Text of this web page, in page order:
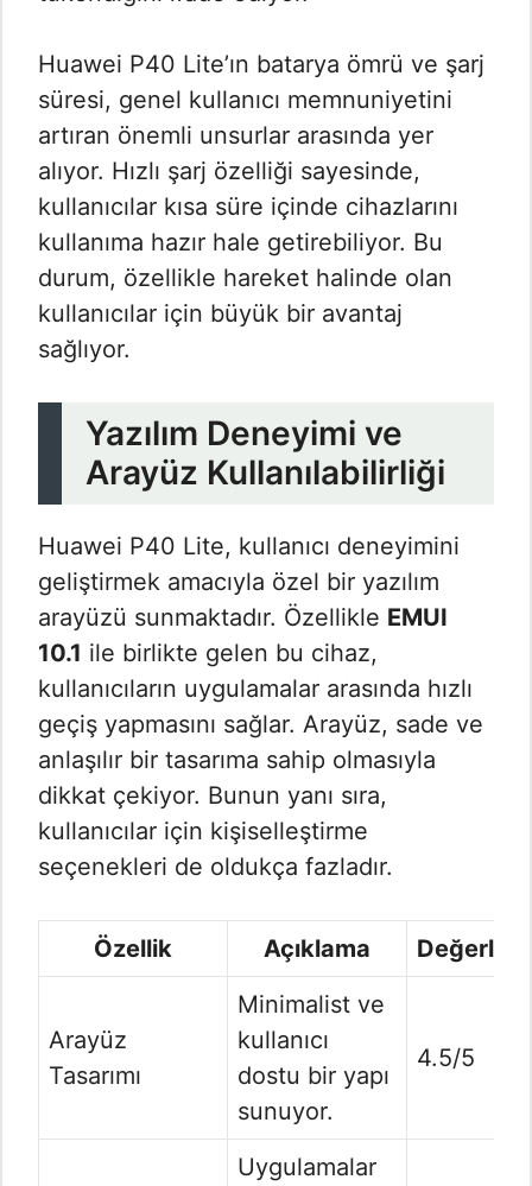
Huawei P40 Lite’ın batarya ömrü ve şarj
süresi, genel kullanıcı memnuniyetini
artıran önemli unsurlar arasında yer
alıyor. Hızlı şarj özelliği sayesinde,
kullanıcılar kısa süre içinde cihazlarını
kullanıma hazır hale getirebiliyor. Bu
durum, özellikle hareket halinde olan
kullanıcılar için büyük bir avantaj
sağlıyor.
Yazılım Deneyimi ve
Arayüz Kullanılabilirliği
Huawei P40 Lite, kullanıcı deneyimini
geliştirmek amacıyla özel bir yazılım
arayüzü sunmaktadır. Özellikle EMUI
10.1 ile birlikte gelen bu cihaz,
kullanıcıların uygulamalar arasında hızlı
geçiş yapmasını sağlar. Arayüz, sade ve
anlaşılır bir tasarıma sahip olmasıyla
dikkat çekiyor. Bunun yanı sıra,
kullanıcılar için kişiselleştirme
seçenekleri de oldukça fazladır.
Özellik Açıklama
Arayüz
Tasarımı
Minimalist ve
kullanıcı
dostu bir yapı
sunuyor.
4.5/5
Uygulamalar